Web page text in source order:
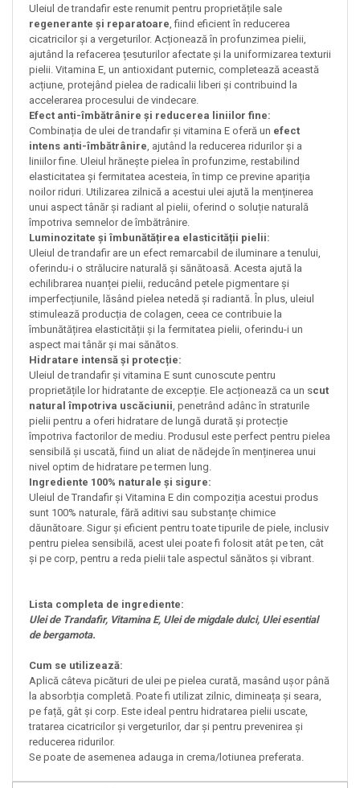
Uleiul de trandafir este renumit pentru proprietățile sale
regenerante și reparatoare , fiind eficient în reducerea
cicatricilor și a vergeturilor. Acționează în profunzimea pielii,
ajutând la refacerea țesuturilor afectate și la uniformizarea texturii
pielii. Vitamina E, un antioxidant puternic, completează această
acțiune, protejând pielea de radicalii liberi și contribuind la
accelerarea procesului de vindecare.
Efect anti-îmbătrânire și reducerea liniilor fine:
Combinația de ulei de trandafir și vitamina E oferă un efect
intens anti-îmbătrânire , ajutând la reducerea ridurilor și a
liniilor fine. Uleiul hrănește pielea în profunzime, restabilind
elasticitatea și fermitatea acesteia, în timp ce previne apariția
noilor riduri. Utilizarea zilnică a acestui ulei ajută la menținerea
unui aspect tânăr și radiant al pielii, oferind o soluție naturală
împotriva semnelor de îmbătrânire.
Luminozitate și îmbunătățirea elasticității pielii:
Uleiul de trandafir are un efect remarcabil de iluminare a tenului,
oferindu-i o strălucire naturală și sănătoasă. Acesta ajută la
echilibrarea nuanței pielii, reducând petele pigmentare și
imperfecțiunile, lăsând pielea netedă și radiantă. În plus, uleiul
stimulează producția de colagen, ceea ce contribuie la
îmbunătățirea elasticității și la fermitatea pielii, oferindu-i un
aspect mai tânăr și mai sănătos.
Hidratare intensă și protecție:
Uleiul de trandafir și vitamina E sunt cunoscute pentru
proprietățile lor hidratante de excepție. Ele acționează ca un scut
natural împotriva uscăciunii , penetrând adânc în straturile
pielii pentru a oferi hidratare de lungă durată și protecție
împotriva factorilor de mediu. Produsul este perfect pentru pielea
sensibilă și uscată, fiind un aliat de nădejde în menținerea unui
nivel optim de hidratare pe termen lung.
Ingrediente 100% naturale și sigure:
Uleiul de Trandafir și Vitamina E din compoziția acestui produs
sunt 100% naturale, fără aditivi sau substanțe chimice
dăunătoare. Sigur și eficient pentru toate tipurile de piele, inclusiv
pentru pielea sensibilă, acest ulei poate fi folosit atât pe ten, cât
și pe corp, pentru a reda pielii tale aspectul sănătos și vibrant.
Lista completa de ingrediente:
Ulei de Trandafir, Vitamina E, Ulei de migdale dulci, Ulei esential
de bergamota.
Cum se utilizează:
Aplică câteva picături de ulei pe pielea curată, masând ușor până
la absorbția completă. Poate fi utilizat zilnic, dimineața și seara,
pe față, gât și corp. Este ideal pentru hidratarea pielii uscate,
tratarea cicatricilor și vergeturilor, dar și pentru prevenirea și
reducerea ridurilor.
Se poate de asemenea adauga in crema/lotiunea preferata.